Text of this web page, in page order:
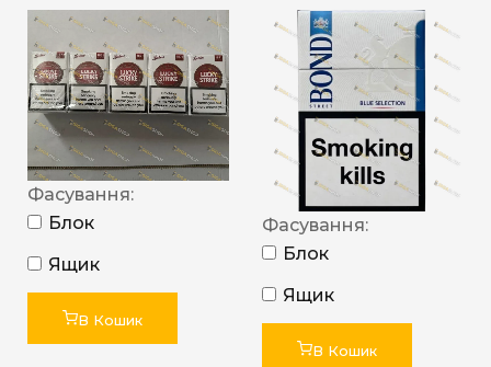
Фасування:
Блок
Ящик
В Кошик
Фасування:
Блок
Ящик
В Кошик